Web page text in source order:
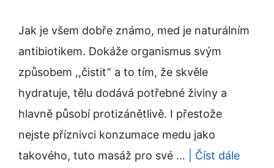
Jak je všem dobře známo, med je naturálním
antibiotikem. Dokáže organismus svým
způsobem ,,čistit” a to tím, že skvěle
hydratuje, tělu dodává potřebné živiny a
hlavně působí protizánětlivě. I přestože
nejste příznivci konzumace medu jako
takového, tuto masáž pro své …
| Číst dále